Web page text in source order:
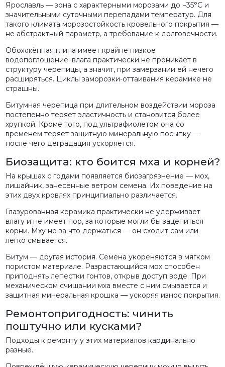
Ярославль — зона с характерными морозами до −35°С и
значительными суточными перепадами температур. Для
такого климата морозостойкость кровельного покрытия —
не абстрактный параметр, а требование к долговечности.
Обожжённая глина имеет крайне низкое
водопоглощение: влага практически не проникает в
структуру черепицы, а значит, при замерзании ей нечего
расширяться. Циклы заморозки-оттаивания керамике не
страшны.
Битумная черепица при длительном воздействии мороза
постепенно теряет эластичность и становится более
хрупкой. Кроме того, под ультрафиолетом она со
временем теряет защитную минеральную посыпку —
после чего деградация ускоряется.
Биозащита: кто боится мха и корней?
На крышах с годами появляется биозагрязнение — мох,
лишайник, занесённые ветром семена. Их поведение на
этих двух кровлях принципиально различается.
Глазурованная керамика практически не удерживает
влагу и не имеет пор, за которые могли бы зацепиться
корни. Мху не за что держаться — он сходит сам или
легко смывается.
Битум — другая история. Семена укореняются в мягком
пористом материале. Разрастающийся мох способен
приподнять лепестки гонтов, открыв доступ воде. При
механическом счищании мха вместе с ним смывается и
защитная минеральная крошка — ускоряя износ покрытия.
Ремонтопригодность: чинить
поштучно или кусками?
Подходы к ремонту у этих материалов кардинально
разные.